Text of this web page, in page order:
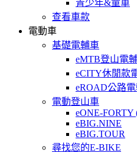
青少年&童車
查看車款
電動車
基礎電輔車
eMTB登山電
eCITY休閒款
eROAD公路
電動登山車
eONE-FORTY
eBIG.NINE
eBIG.TOUR
尋找您的E-BIKE